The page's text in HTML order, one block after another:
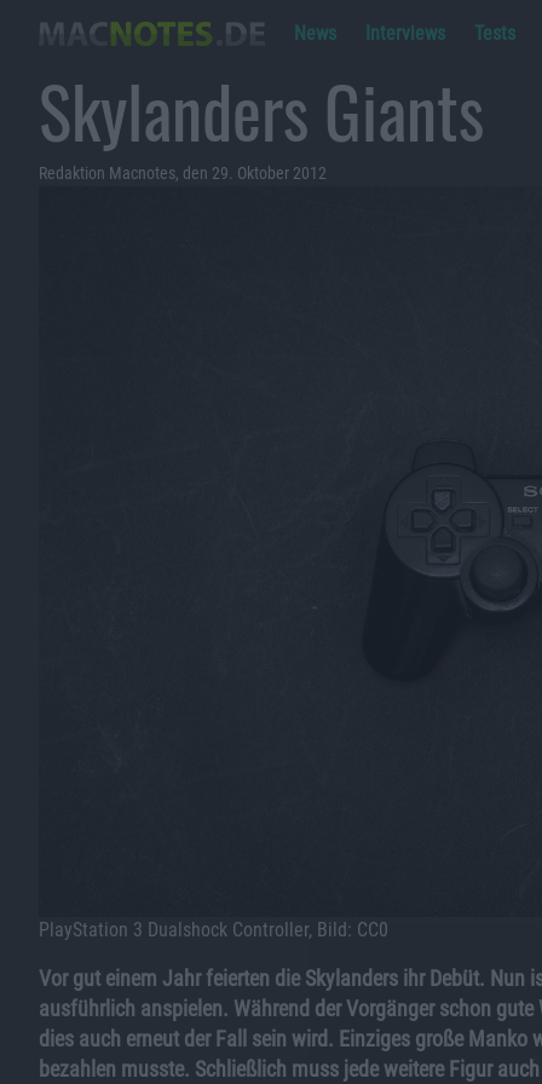
News Interviews Tests
Skylanders Giants
Redaktion Macnotes, den 29. Oktober 2012
PlayStation 3 Dualshock Controller, Bild: CC0
Vor gut einem Jahr feierten die Skylanders ihr Debüt. Nun
ausführlich anspielen. Während der Vorgänger schon
dies auch erneut der Fall sein wird. Einziges große
bezahlen musste. Schließlich muss jede weitere Figur